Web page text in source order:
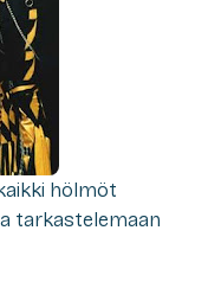
hölmöt
tarkastelemaan